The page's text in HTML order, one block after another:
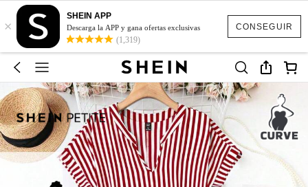
CONSEGUIR
×
SHEIN APP
Descarga la APP y gana ofertas exclusivas
(1,319)